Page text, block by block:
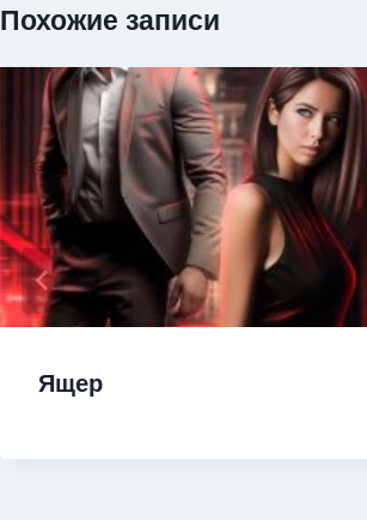
Похожие записи
Ящер